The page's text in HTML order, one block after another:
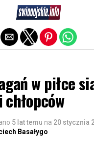
w piłce
5 lat temu na 20 stycznia
Basałygo
Exit mobile version